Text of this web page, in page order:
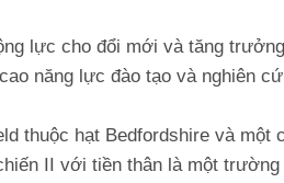
lực cho đổi mới và tăng
năng lực đào tạo và nghiên
thuộc hạt Bedfordshire và một
II với tiền thân là một trường